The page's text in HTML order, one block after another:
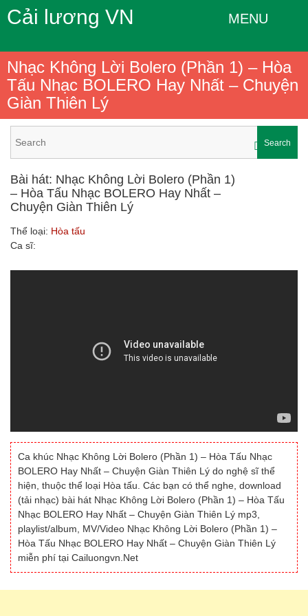
Cải lương VN MENU
Nhạc Không Lời Bolero (Phần 1) – Hòa
Tấu Nhạc BOLERO Hay Nhất – Chuyện
Giàn Thiên Lý
Search
Bài hát: Nhạc Không Lời Bolero (Phần 1)
– Hòa Tấu Nhạc BOLERO Hay Nhất –
Chuyện Giàn Thiên Lý
Thể loại: Hòa tấu
Ca sĩ:
Ca khúc Nhạc Không Lời Bolero (Phần 1) – Hòa Tấu Nhạc
BOLERO Hay Nhất – Chuyện Giàn Thiên Lý do nghệ sĩ thể
hiện, thuộc thể loại Hòa tấu. Các bạn có thể nghe, download
(tải nhạc) bài hát Nhạc Không Lời Bolero (Phần 1) – Hòa Tấu
Nhạc BOLERO Hay Nhất – Chuyện Giàn Thiên Lý mp3,
playlist/album, MV/Video Nhạc Không Lời Bolero (Phần 1) –
Hòa Tấu Nhạc BOLERO Hay Nhất – Chuyện Giàn Thiên Lý
miễn phí tại Cailuongvn.Net